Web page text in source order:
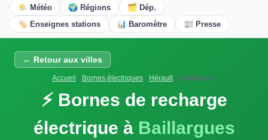
🌤️ Météo 🌍 Régions
🗂️ Dép.
🏷️ Enseignes stations
📊 Baromètre 📰 Presse
← Retour aux villes
Accueil › Bornes électriques › Hérault› Baillargues
⚡ Bornes de recharge
électrique à Baillargues